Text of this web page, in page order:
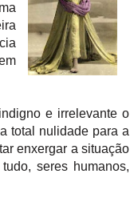
e irrelevante o
total nulidade para a
enxergar a situação
seres humanos,